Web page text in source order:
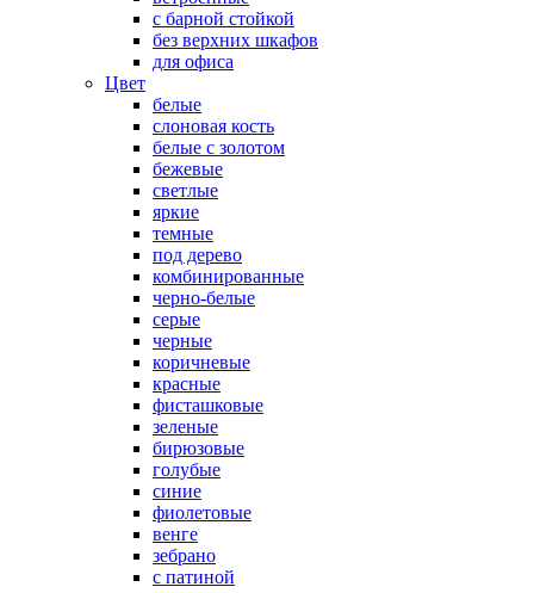
с барной стойкой
без верхних шкафов
для офиса
Цвет
белые
слоновая кость
белые с золотом
бежевые
светлые
яркие
темные
под дерево
комбинированные
черно-белые
серые
черные
коричневые
красные
фисташковые
зеленые
бирюзовые
голубые
синие
фиолетовые
венге
зебрано
с патиной